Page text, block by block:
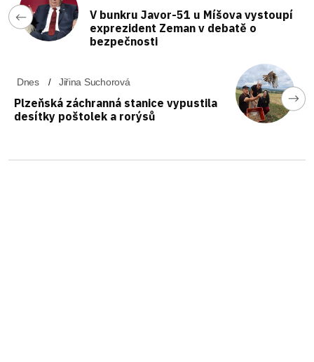
V bunkru Javor-51 u Míšova vystoupí
exprezident Zeman v debatě o
bezpečnosti
Dnes Jiřina Suchorová
Plzeňská záchranná stanice vypustila
desítky poštolek a rorýsů